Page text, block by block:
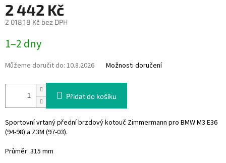
2 442 Kč
2 018,18 Kč bez DPH
cena:
1–2 dny
Můžeme doručit do: 10.8.2026 Možnosti doručení
Přidat do košíku
Sportovní vrtaný přední brzdový kotouč Zimmermann pro BMW M3 E36
(94-98) a Z3M (97-03).
Průměr: 315 mm